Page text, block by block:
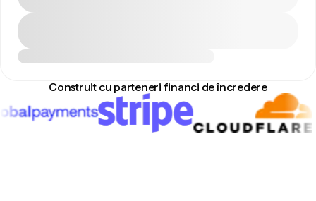
Construit cu parteneri financi de încredere